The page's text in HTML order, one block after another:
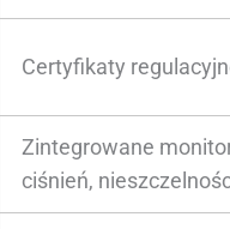
Certyfikaty
Zintegrowane
ciśnień,